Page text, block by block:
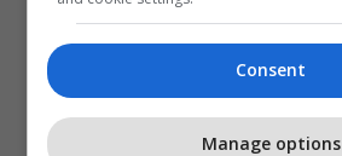
Consent
Manage options